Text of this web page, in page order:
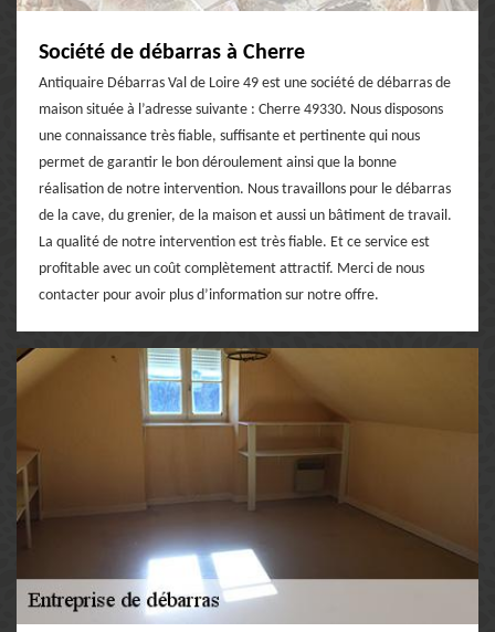
Société de débarras à Cherre
Antiquaire Débarras Val de Loire 49 est une société de débarras de
maison située à l’adresse suivante : Cherre 49330. Nous disposons
une connaissance très fiable, suffisante et pertinente qui nous
permet de garantir le bon déroulement ainsi que la bonne
réalisation de notre intervention. Nous travaillons pour le débarras
de la cave, du grenier, de la maison et aussi un bâtiment de travail.
La qualité de notre intervention est très fiable. Et ce service est
profitable avec un coût complètement attractif. Merci de nous
contacter pour avoir plus d’information sur notre offre.